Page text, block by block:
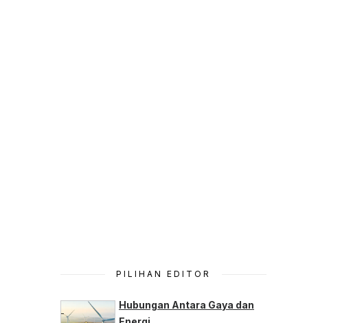
PILIHAN EDITOR
Hubungan Antara Gaya dan